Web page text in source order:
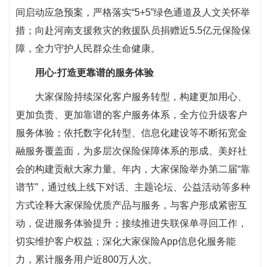
间启动应急预案，严格落实“5+5”绿色通道及人文关怀举
措；向赴河南支援救灾的救援队员捐赠近5.5亿元保险保
障，全力守护人民群众生命健康。
用心·打造更靠谱的服务体验
大家保险持续深化客户服务转型，构建更加用心、
更加负责、更加靠谱的客户服务体系，全方位升级客户
服务体验；依托数字化转型、信息化建设等不断拓宽金
融服务覆盖面，为多层次保险保障体系的形成、美好社
会的构建贡献大家力量。年内，大家保险举办第二届“靠
谱节”，通过线上线下对话、主题论坛、公益活动等多种
方式诠释大家保险优质产品与服务，与客户形成紧密互
动，促进服务体验提升；接续推进失联保单寻回工作，
切实维护客户权益；深化大家保险App信息化服务能
力，累计服务用户近800万人次。